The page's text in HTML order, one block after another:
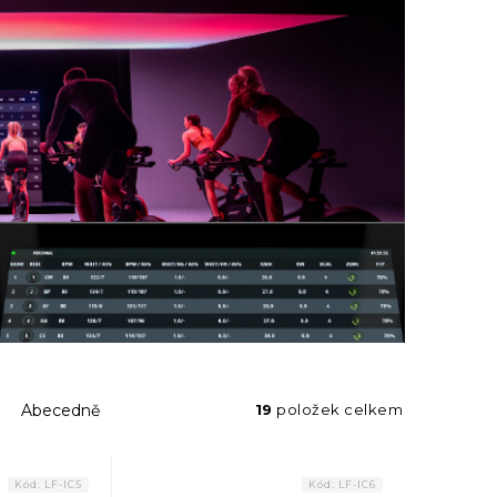
Abecedně 19 položek celkem
Kód: LF-IC5 Kód: LF-IC6